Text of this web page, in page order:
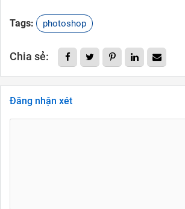
Tags: photoshop
Chia sẻ:
Đăng nhận xét